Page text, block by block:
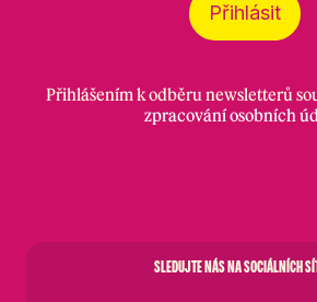
Přihlásit
Přihlášením k odběru newsletterů
zpracování osobních
SLEDUJTE NÁS NA SOCIÁLNÍCH